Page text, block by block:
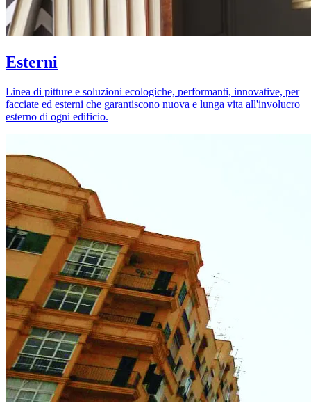
Esterni
Linea di pitture e soluzioni ecologiche, performanti, innovative, per
facciate ed esterni che garantiscono nuova e lunga vita all'involucro
esterno di ogni edificio.